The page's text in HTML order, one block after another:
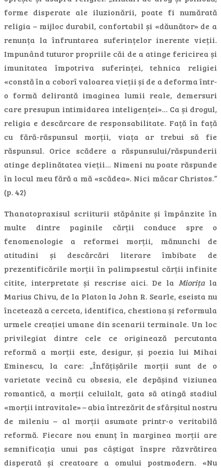
forme disperate ale iluzionării, poate fi numărată
religia – mijloc durabil, confortabil și «dăunător» de a
renunța la înfruntarea suferințelor inerente vieții.
Impunând tuturor propriile căi de a atinge fericirea și
imunitatea împotriva suferinței, tehnica religiei
«constă în a coborî valoarea vieții și de a deforma într-
o formă delirantă imaginea lumii reale, demersuri
care presupun intimidarea inteligenței»… Ca și drogul,
religia e descărcare de responsabilitate. Față în față
cu fără-răspunsul morții, viața ar trebui să fie
răspunsul. Orice scădere a răspunsului/răspunderii
atinge deplinătatea vieții… Nimeni nu poate răspunde
în locul meu fără a mă «scădea». Nici măcar Christos.”
(p. 42)
Thanatopraxisul scriiturii stăpânite și împânzite în
multe dintre paginile cărții conduce spre o
fenomenologie a reformei morții, mănunchi de
atitudini și descărcări literare îmbibate de
prezentificările morții în palimpsestul cărții infinite
citite, interpretate și rescrise aici. De la Miorițala
Marius Chivu, de la Platon la John R. Searle, eseista nu
încetează a cerceta, identifica, chestiona și reformula
urmele creației umane din scenarii terminale. Un loc
privilegiat dintre cele ce originează percutanta
reformă a morții este, desigur, și poezia lui Mihai
Eminescu, la care: „Înfățișările morții sunt de o
varietate vecină cu obsesia, ele depășind viziunea
romantică, a morții celuilalt, gata să atingă stadiul
«morții intravitale» – abia întrezărit de sfârșitul nostru
de mileniu – al morții asumate printr-o veritabilă
reformă. Fiecare nou enunț în marginea morții are
semnificația unui pas câștigat înspre răzvrătirea
disperată și creatoare a omului postmodern. «Nu